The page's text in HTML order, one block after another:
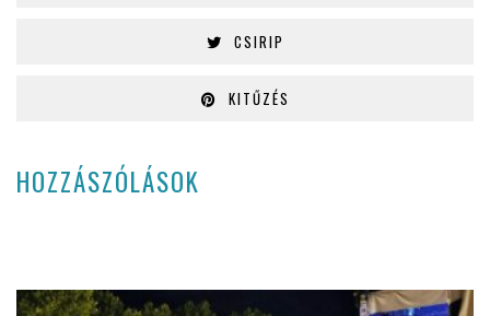
CSIRIP
KITŰZÉS
HOZZÁSZÓLÁSOK